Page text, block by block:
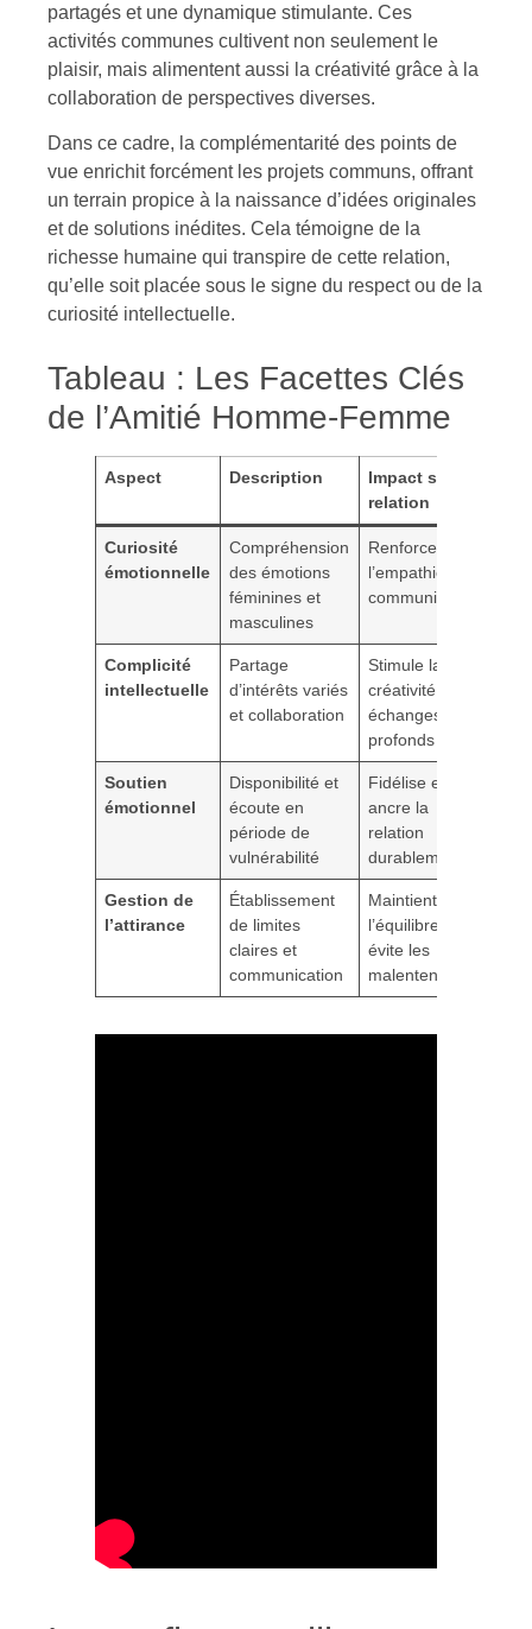
partagés et une dynamique stimulante. Ces
activités communes cultivent non seulement le
plaisir, mais alimentent aussi la créativité grâce à la
collaboration de perspectives diverses.
Dans ce cadre, la complémentarité des points de
vue enrichit forcément les projets communs, offrant
un terrain propice à la naissance d’idées originales
et de solutions inédites. Cela témoigne de la
richesse humaine qui transpire de cette relation,
qu’elle soit placée sous le signe du respect ou de la
curiosité intellectuelle.
Tableau : Les Facettes Clés
de l’Amitié Homme-Femme
Aspect Description
Impact sur la
relation
Curiosité
émotionnelle
Compréhension
des émotions
féminines et
masculines
Renforce
l’empathie et la
communication
Complicité
intellectuelle
Partage
d’intérêts variés
et collaboration
Stimule la
créativité et les
échanges
profonds
Soutien
émotionnel
Disponibilité et
écoute en
période de
vulnérabilité
Fidélise et
ancre la
relation
durablement
Gestion de
l’attirance
Établissement
de limites
claires et
communication
Maintient
l’équilibre et
évite les
malentendus